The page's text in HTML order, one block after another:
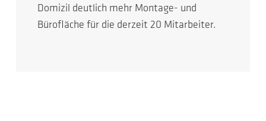
Domizil deutlich mehr Montage- und
Bürofläche für die derzeit 20 Mitarbeiter.